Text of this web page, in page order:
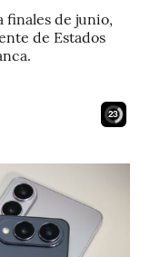
finales de junio,
de Estados
22